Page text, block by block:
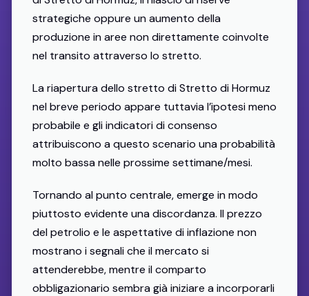
strategiche oppure un aumento della
produzione in aree non direttamente coinvolte
nel transito attraverso lo stretto.
La riapertura dello stretto di Stretto di Hormuz
nel breve periodo appare tuttavia l’ipotesi meno
probabile e gli indicatori di consenso
attribuiscono a questo scenario una probabilità
molto bassa nelle prossime settimane/mesi.
Tornando al punto centrale, emerge in modo
piuttosto evidente una discordanza. Il prezzo
del petrolio e le aspettative di inflazione non
mostrano i segnali che il mercato si
attenderebbe, mentre il comparto
obbligazionario sembra già iniziare a incorporarli